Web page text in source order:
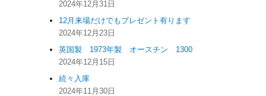
2024年12月31日
12月来場だけでもプレゼント有ります
2024年12月23日
英国製 1973年製 オースチン 1300
2024年12月15日
続々入庫
2024年11月30日